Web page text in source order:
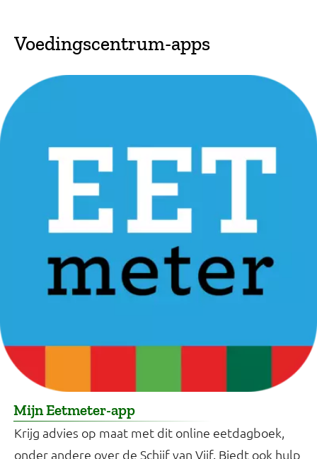
Voedingscentrum-apps
Mijn Eetmeter-app
Krijg advies op maat met dit online eetdagboek,
onder andere over de Schijf van Vijf. Biedt ook hulp